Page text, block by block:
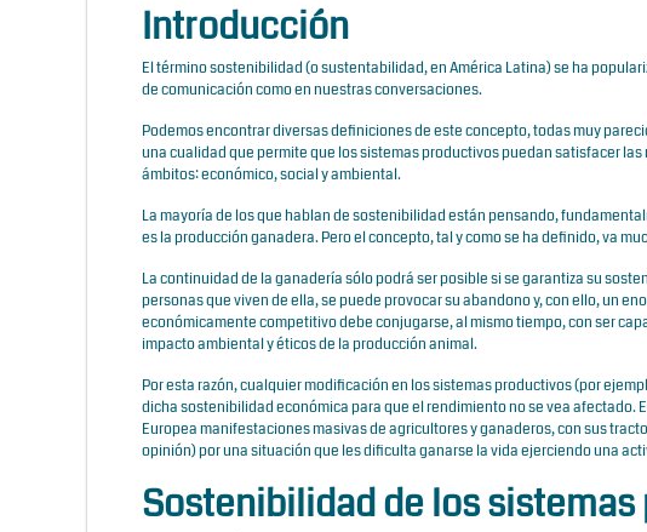
Introducción
El término sostenibilidad (o sustentabilidad, en América Latina) se ha
de comunicación como en nuestras conversaciones.
Podemos encontrar diversas definiciones de este concepto, todas muy
una cualidad que permite que los sistemas productivos puedan satisfacer
ámbitos: económico, social y ambiental.
La mayoría de los que hablan de sostenibilidad están pensando,
es la producción ganadera. Pero el concepto, tal y como se ha definido, va
La continuidad de la ganadería sólo podrá ser posible si se garantiza su
personas que viven de ella, se puede provocar su abandono y, con ello, un
económicamente competitivo debe conjugarse, al mismo tiempo, con ser
impacto ambiental y éticos de la producción animal.
Por esta razón, cualquier modificación en los sistemas productivos (por
dicha sostenibilidad económica para que el rendimiento no se vea afectado.
Europea manifestaciones masivas de agricultores y ganaderos, con sus
opinión) por una situación que les dificulta ganarse la vida ejerciendo una
Sostenibilidad de los